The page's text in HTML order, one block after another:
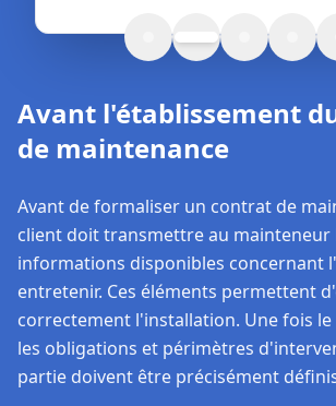
Avant l'établissement
de maintenance
Avant de formaliser un contrat de
client doit transmettre au mainteneur
informations disponibles concernant
entretenir. Ces éléments permettent
correctement l'installation. Une fois
les obligations et périmètres
partie doivent être précisément